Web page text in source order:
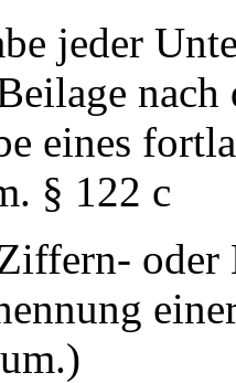
jeder
eines
§ 122 c
oder